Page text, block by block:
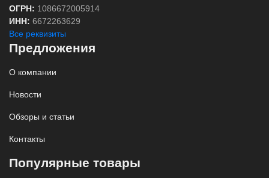
ОГРН: 1086672005914
ИНН: 6672263629
Все реквизиты
Предложения
О компании
Новости
Обзоры и статьи
Контакты
Популярные товары